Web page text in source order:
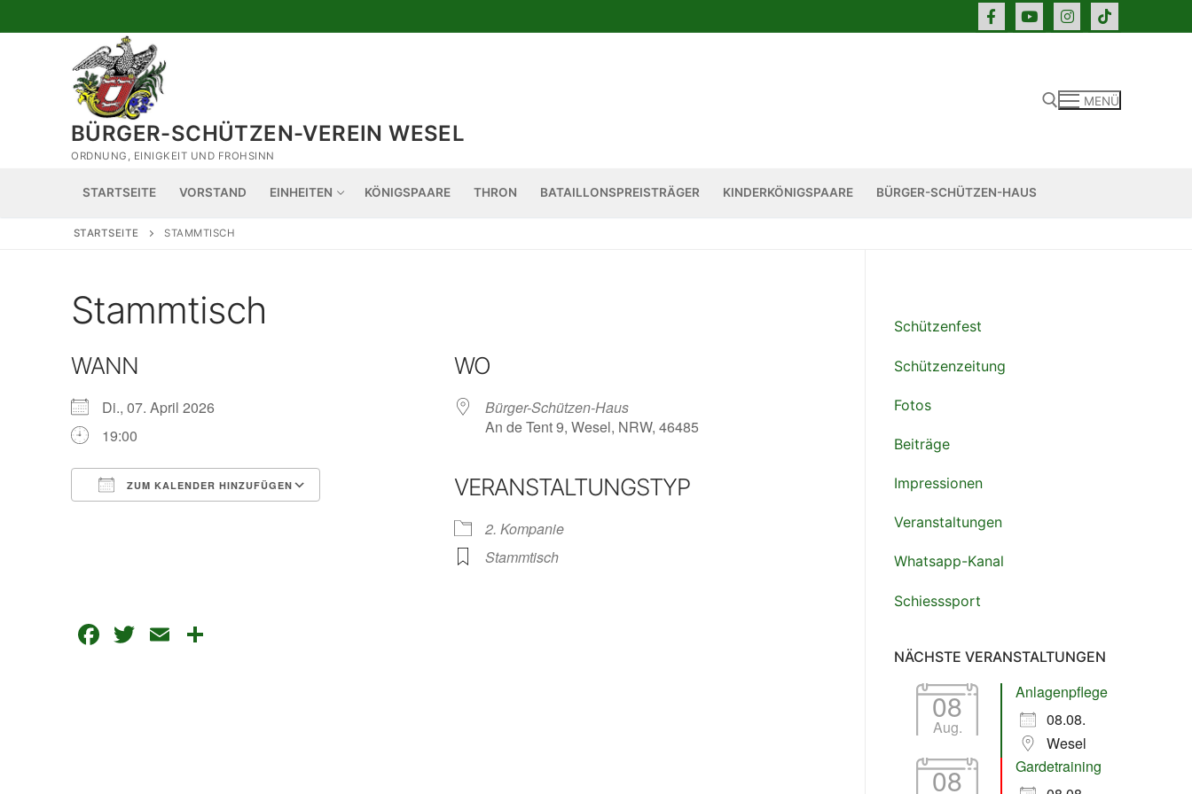
Inhalt
BÜRGER-SCHÜTZEN-VEREIN WESEL
ORDNUNG, EINIGKEIT UND FROHSINN
MENÜ
STARTSEITE VORSTAND EINHEITEN KÖNIGSPAARE THRON BATAILLONSPREISTRÄGER KINDERKÖNIGSPAARE BÜRGER-SCHÜTZEN-HAUS
STARTSEITE STAMMTISCH
Stammtisch
WANN
Di., 07. April 2026
19:00
ZUM KALENDER HINZUFÜGEN
iCalendar
WO
Bürger-Schützen-Haus
An de Tent 9, Wesel, NRW, 46485
VERANSTALTUNGSTYP
2. Kompanie
Stammtisch
Facebook
Twitter
Email
Schützenfest
Schützenzeitung
Fotos
Beiträge
Impressionen
Veranstaltungen
Whatsapp-Kanal
Schiesssport
NÄCHSTE VERANSTALTUNGEN
08
Aug.
Anlagenpflege
08.08.
Wesel
08
Gardetraining